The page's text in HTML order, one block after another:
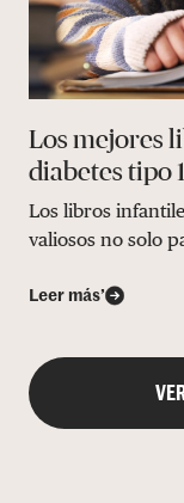
Los mejores
diabetes tipo
Los libros
valiosos no solo
Leer más’